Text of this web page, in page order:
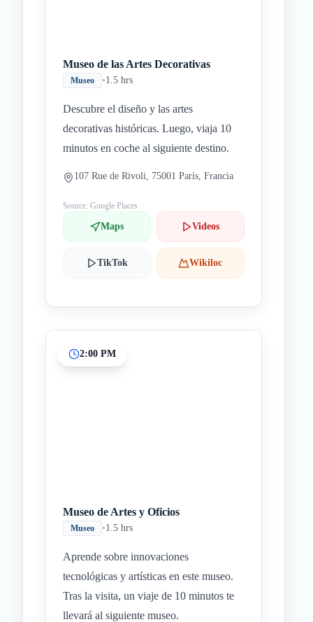
Museo de las Artes Decorativas
Museo •1.5 hrs
Descubre el diseño y las artes
decorativas históricas. Luego, viaja 10
minutos en coche al siguiente destino.
107 Rue de Rivoli, 75001 París, Francia
Source: Google Places
Maps Videos
TikTok Wikiloc
2:00 PM
Museo de Artes y Oficios
Museo •1.5 hrs
Aprende sobre innovaciones
tecnológicas y artísticas en este museo.
Tras la visita, un viaje de 10 minutos te
llevará al siguiente museo.